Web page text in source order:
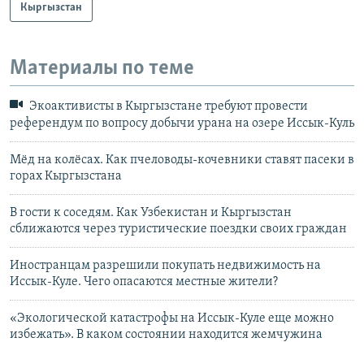
Кыргызстан
Материалы по теме
Экоактивисты в Кыргызстане требуют провести
референдум по вопросу добычи урана на озере Иссык-Куль
Мёд на колёсах. Как пчеловоды-кочевники ставят пасеки в
горах Кыргызстана
В гости к соседям. Как Узбекистан и Кыргызстан
сближаются через туристические поездки своих граждан
Иностранцам разрешили покупать недвижимость на
Иссык-Куле. Чего опасаются местные жители?
«Экологической катастрофы на Иссык-Куле еще можно
избежать». В каком состоянии находится жемчужина